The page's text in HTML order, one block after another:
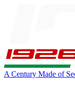
A Century Made of